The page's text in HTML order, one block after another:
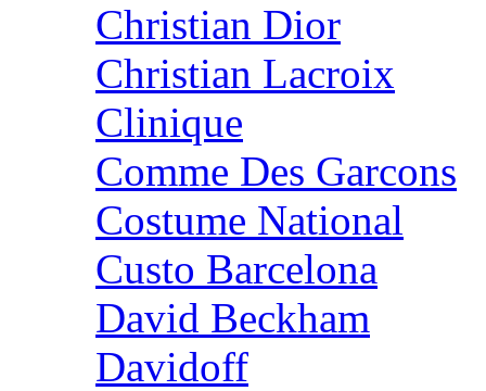
Christian Dior
Christian Lacroix
Clinique
Comme Des Garcons
Costume National
Custo Barcelona
David Beckham
Davidoff